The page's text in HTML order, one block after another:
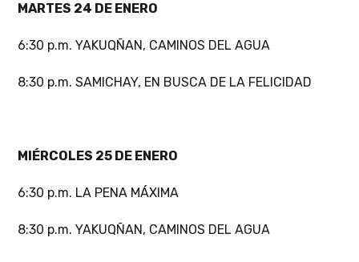
MARTES 24 DE ENERO
6:30 p.m. YAKUQÑAN, CAMINOS DEL AGUA
8:30 p.m. SAMICHAY, EN BUSCA DE LA FELICIDAD
MIÉRCOLES 25 DE ENERO
6:30 p.m. LA PENA MÁXIMA
8:30 p.m. YAKUQÑAN, CAMINOS DEL AGUA